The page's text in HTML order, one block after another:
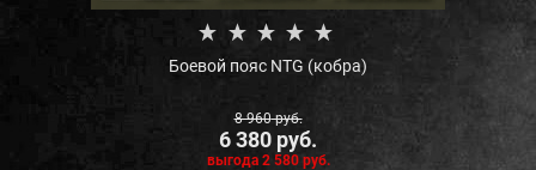
Боевой пояс NTG (кобра)
8 960 руб.
6 380 руб.
выгода 2 580 руб.